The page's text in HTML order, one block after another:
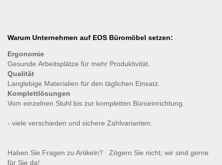
Warum Unternehmen auf EOS Büromöbel setzen:
Ergonomie
Gesunde Arbeitsplätze für mehr Produktivität.
Qualität
Langlebige Materialien für den täglichen Einsatz.
Komplettlösungen
Vom einzelnen Stuhl bis zur kompletten Büroeinrichtung.
- viele verschieden und sichere Zahlvarianten:
Haben Sie Fragen zu Artikeln? Zögern Sie nicht, wir sind gerne
für Sie da!